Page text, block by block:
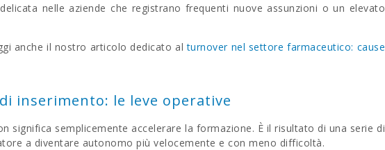
nelle aziende che registrano frequenti nuove assunzioni o un elevato
anche il nostro articolo dedicato alturnover nel settore farmaceutico: cause
inserimento: le leve operative
significa semplicemente accelerare la formazione. È il risultato di una serie di
a diventare autonomo più velocemente e con meno difficoltà.